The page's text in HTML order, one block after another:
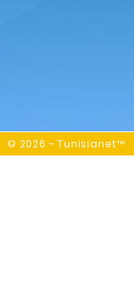
© 2026 - Tunisianet™